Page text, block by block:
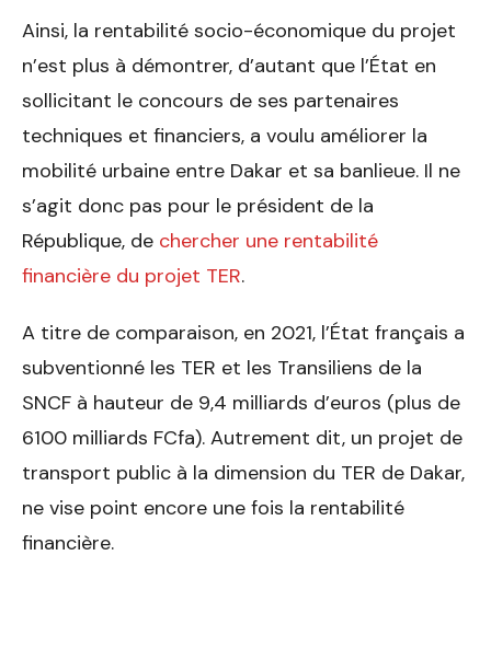
Ainsi, la rentabilité socio-économique du projet
n’est plus à démontrer, d’autant que l’État en
sollicitant le concours de ses partenaires
techniques et financiers, a voulu améliorer la
mobilité urbaine entre Dakar et sa banlieue. Il ne
s’agit donc pas pour le président de la
République, de chercher une rentabilité
financière du projet TER.
A titre de comparaison, en 2021, l’État français a
subventionné les TER et les Transiliens de la
SNCF à hauteur de 9,4 milliards d’euros (plus de
6100 milliards FCfa). Autrement dit, un projet de
transport public à la dimension du TER de Dakar,
ne vise point encore une fois la rentabilité
financière.